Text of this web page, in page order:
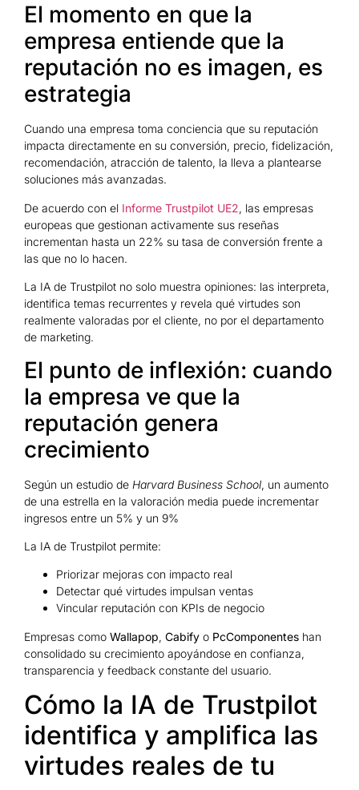
El momento en que la
empresa entiende que la
reputación no es imagen, es
estrategia
Cuando una empresa toma conciencia que su reputación
impacta directamente en su conversión, precio, fidelización,
recomendación, atracción de talento, la lleva a plantearse
soluciones más avanzadas.
De acuerdo con el Informe Trustpilot UE2, las empresas
europeas que gestionan activamente sus reseñas
incrementan hasta un 22% su tasa de conversión frente a
las que no lo hacen.
La IA de Trustpilot no solo muestra opiniones: las interpreta,
identifica temas recurrentes y revela qué virtudes son
realmente valoradas por el cliente, no por el departamento
de marketing.
El punto de inflexión: cuando
la empresa ve que la
reputación genera
crecimiento
Según un estudio de Harvard Business School, un aumento
de una estrella en la valoración media puede incrementar
ingresos entre un 5% y un 9%
La IA de Trustpilot permite:
Priorizar mejoras con impacto real
Detectar qué virtudes impulsan ventas
Vincular reputación con KPIs de negocio
Empresas como Wallapop, Cabify o PcComponentes han
consolidado su crecimiento apoyándose en confianza,
transparencia y feedback constante del usuario.
Cómo la IA de Trustpilot
identifica y amplifica las
virtudes reales de tu